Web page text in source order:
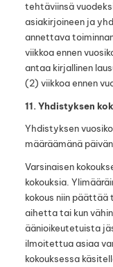
tehtäviinsä
asiakirjoineen ja
annettava
viikkoa ennen
antaa kirjallinen
(2) viikkoa ennen
11. Yhdistyksen
Yhdistyksen
määräämänä
Varsinaisen
kokouksia.
kokous niin päättää
aihetta tai kun
äänioikeutetuista
ilmoitettua asiaa
kokouksessa